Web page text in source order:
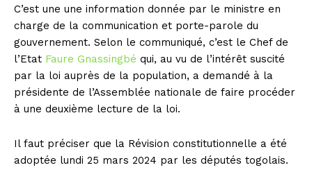
C’est une une information donnée par le ministre en
charge de la communication et porte-parole du
gouvernement. Selon le communiqué, c’est le Chef de
l’Etat Faure Gnassingbé qui, au vu de l’intérêt suscité
par la loi auprès de la population, a demandé à la
présidente de l’Assemblée nationale de faire procéder
à une deuxième lecture de la loi.
Il faut préciser que la Révision constitutionnelle a été
adoptée lundi 25 mars 2024 par les députés togolais.